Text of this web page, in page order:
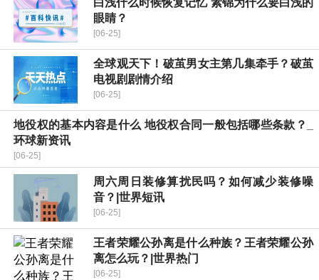
白浅什么时候恢复记忆 素锦为什么要白浅的
眼睛？
[06-25]
全球观天下！破茧男女主第几集牵手？破茧
电视剧剧情介绍
[06-25]
地役权的基本内容是什么 地役权合同一般包括哪些条款？_
环球新资讯
[06-25]
周六周日装修算扰民吗？如何减少装修噪
音？|世界短讯
[06-25]
王者荣耀公孙离是什么种族？王者荣耀公孙
离怎么玩？|世界热门
[06-25]